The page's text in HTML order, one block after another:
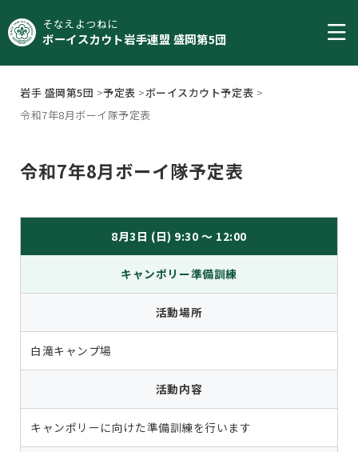
そなえよつねに
ボーイスカウト岩手連盟 盛岡第5団
岩手 盛岡第5団 >予定表 >ボーイスカウト予定表 >
令和7年8月ボーイ隊予定表
令和7年8月ボーイ隊予定表
8月3日 (日) 9:30 ～ 12:00
キャンポリー準備訓練
活動場所
白滝キャンプ場
活動内容
キャンポリーに向けた準備訓練を行います